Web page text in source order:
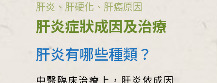
肝炎、肝硬化、肝癌原因
肝炎症狀成因及治療
肝炎有哪些種類？
中醫臨床治療上，肝炎依成因